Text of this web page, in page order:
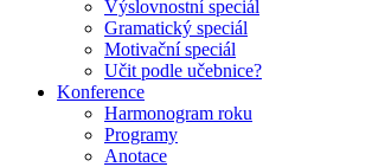
Výslovnostní speciál
Gramatický speciál
Motivační speciál
Učit podle učebnice?
Konference
Harmonogram roku
Programy
Anotace